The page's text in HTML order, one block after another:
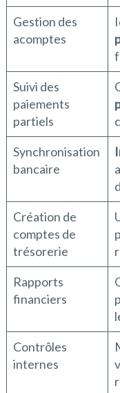
Gestion des
acomptes
Suivi des
paiements
partiels
Synchronisation
bancaire
Création de
comptes de
trésorerie
Rapports
financiers
Contrôles
internes